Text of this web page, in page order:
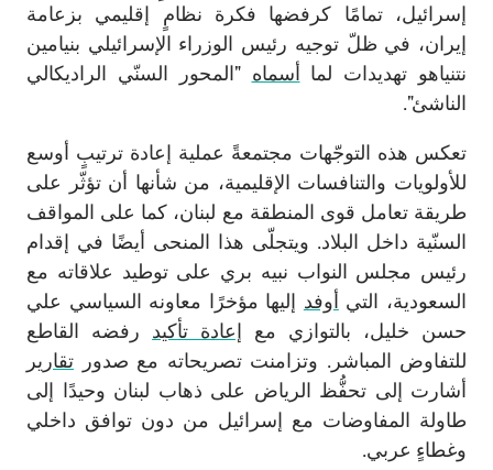
إسرائيل، تمامًا كرفضها فكرة نظامٍ إقليمي بزعامة
إيران، في ظلّ توجيه رئيس الوزراء الإسرائيلي بنيامين
نتنياهو تهديدات لما أسماه "المحور السنّي الراديكالي
الناشئ".
تعكس هذه التوجّهات مجتمعةً عملية إعادة ترتيبٍ أوسع
للأولويات والتنافسات الإقليمية، من شأنها أن تؤثّر على
طريقة تعامل قوى المنطقة مع لبنان، كما على المواقف
السنّية داخل البلاد. ويتجلّى هذا المنحى أيضًا في إقدام
رئيس مجلس النواب نبيه بري على توطيد علاقاته مع
السعودية، التي أوفد إليها مؤخرًا معاونه السياسي علي
حسن خليل، بالتوازي مع إعادة تأكيد رفضه القاطع
للتفاوض المباشر. وتزامنت تصريحاته مع صدور تقارير
أشارت إلى تحفُّظ الرياض على ذهاب لبنان وحيدًا إلى
طاولة المفاوضات مع إسرائيل من دون توافق داخلي
وغطاءٍ عربي.